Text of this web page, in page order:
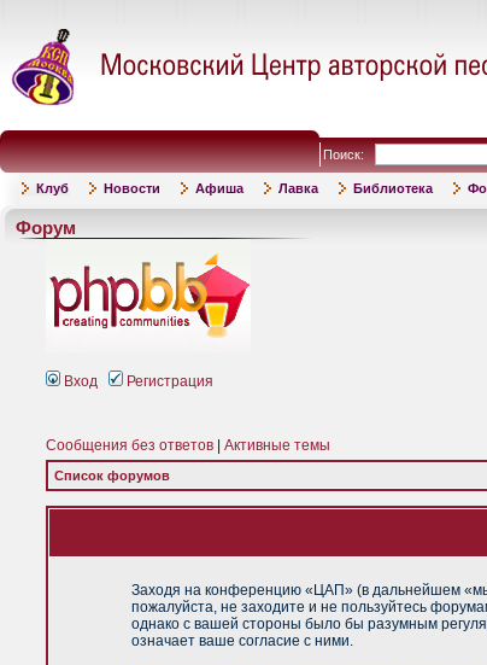
Поиск:
Клуб Новости Афиша Лавка Библиотека
Форум
Вход Регистрация
Сообщения без ответов Активные темы
Список форумов
Заходя на конференцию «ЦАП» (в дальнейшем
пожалуйста, не заходите и не пользуйтесь
однако с вашей стороны было бы разумным
означает ваше согласие с ними.